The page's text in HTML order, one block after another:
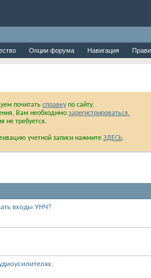
Опции форума Навигация
почитатьсправкупо сайту.
Вам необходимо
не требуется.
входы УНЧ?